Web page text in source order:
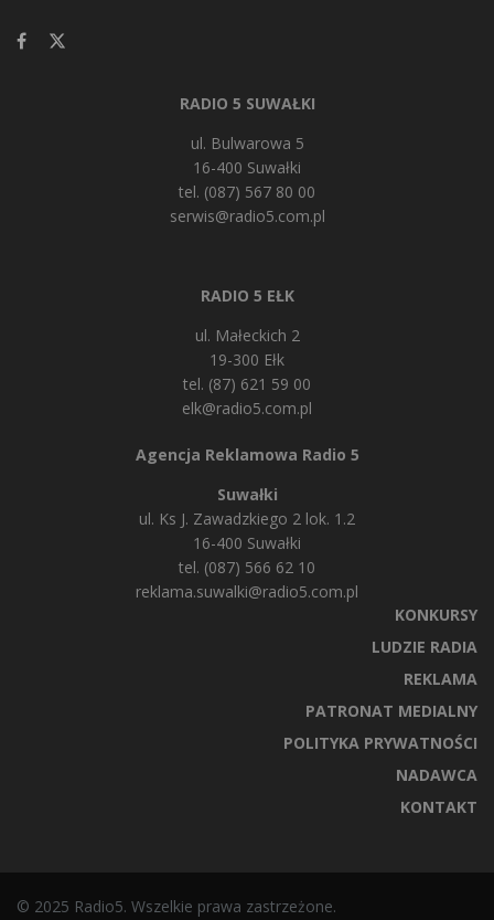
RADIO 5 SUWAŁKI
ul. Bulwarowa 5
16-400 Suwałki
tel. (087) 567 80 00
serwis@radio5.com.pl
RADIO 5 EŁK
ul. Małeckich 2
19-300 Ełk
tel. (87) 621 59 00
elk@radio5.com.pl
Agencja Reklamowa Radio 5
Suwałki
ul. Ks J. Zawadzkiego 2 lok. 1.2
16-400 Suwałki
tel. (087) 566 62 10
reklama.suwalki@radio5.com.pl
KONKURSY
LUDZIE RADIA
REKLAMA
PATRONAT MEDIALNY
POLITYKA PRYWATNOŚCI
NADAWCA
KONTAKT
© 2025 Radio5. Wszelkie prawa zastrzeżone.